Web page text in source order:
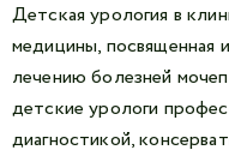
Детская урология в
медицины, посвященная
лечению болезней
детские урологи
диагностикой,